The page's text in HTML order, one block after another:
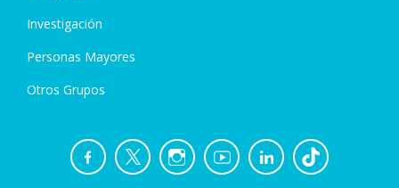
Investigación
Personas Mayores
Otros Grupos